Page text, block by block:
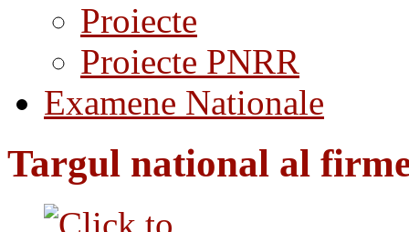
Proiecte
Proiecte PNRR
Examene Nationale
Targul national al